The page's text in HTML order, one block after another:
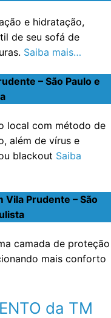
e hidratação,
de seu sofá de
Saiba mais…
– São Paulo e
local com método de
além de vírus e
blackout Saiba
Vila Prudente – São
camada de proteção
mais conforto
da TM